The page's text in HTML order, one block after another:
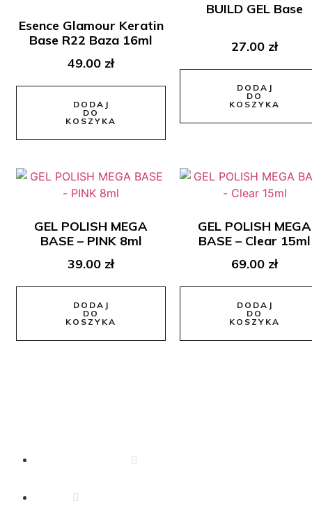
Esence Glamour Keratin
Base R22 Baza 16ml
49.00 zł
DODAJ
DO
KOSZYKA
BUILD GEL Base
27.00 zł
DODAJ
DO
KOSZYKA
GEL POLISH MEGA
BASE – PINK 8ml
39.00 zł
DODAJ
DO
KOSZYKA
GEL POLISH MEGA
BASE – Clear 15ml
69.00 zł
DODAJ
DO
KOSZYKA